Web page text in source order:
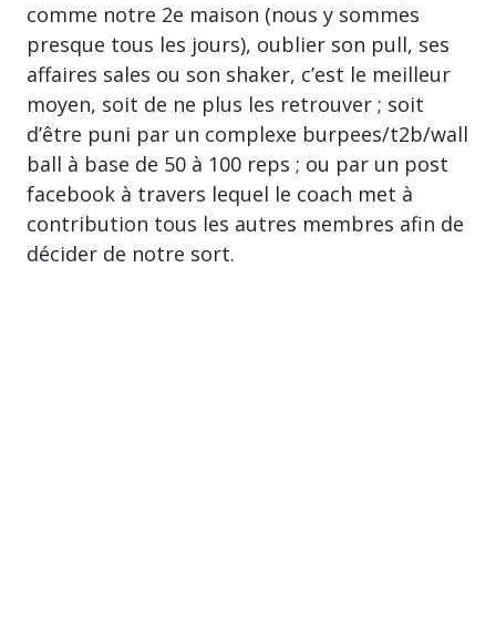
comme notre 2e maison (nous y sommes
presque tous les jours), oublier son pull, ses
affaires sales ou son shaker, c’est le meilleur
moyen, soit de ne plus les retrouver ; soit
d’être puni par un complexe burpees/t2b/wall
ball à base de 50 à 100 reps ; ou par un post
facebook à travers lequel le coach met à
contribution tous les autres membres afin de
décider de notre sort.